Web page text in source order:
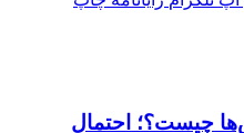
چیست؟؛ احتمال